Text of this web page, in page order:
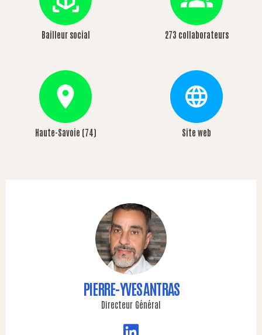
Bailleur social 273 collaborateurs
Haute-Savoie (74) Site web
PIERRE-YVES ANTRAS
Directeur Général